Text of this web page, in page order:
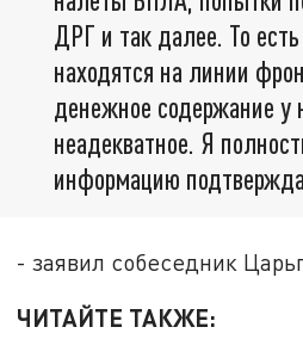
ДРГ и так далее. То
находятся на линии
денежное содержание у
неадекватное. Я
информацию
- заявил собеседник
ЧИТАЙТЕ ТАКЖЕ: